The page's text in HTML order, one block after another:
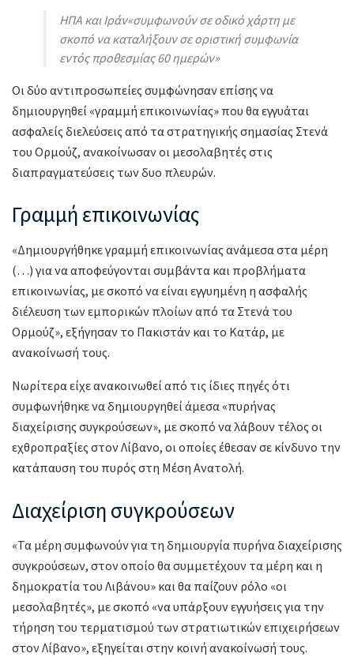
ΗΠΑ και Ιράν«συμφωνούν σε οδικό χάρτη με
σκοπό να καταλήξουν σε οριστική συμφωνία
εντός προθεσμίας 60 ημερών»
Οι δύο αντιπροσωπείες συμφώνησαν επίσης να
δημιουργηθεί «γραμμή επικοινωνίας» που θα εγγυάται
ασφαλείς διελεύσεις από τα στρατηγικής σημασίας Στενά
του Ορμούζ, ανακοίνωσαν οι μεσολαβητές στις
διαπραγματεύσεις των δυο πλευρών.
Γραμμή επικοινωνίας
«Δημιουργήθηκε γραμμή επικοινωνίας ανάμεσα στα μέρη
(…) για να αποφεύγονται συμβάντα και προβλήματα
επικοινωνίας, με σκοπό να είναι εγγυημένη η ασφαλής
διέλευση των εμπορικών πλοίων από τα Στενά του
Ορμούζ», εξήγησαν το Πακιστάν και το Κατάρ, με
ανακοίνωσή τους.
Νωρίτερα είχε ανακοινωθεί από τις ίδιες πηγές ότι
συμφωνήθηκε να δημιουργηθεί άμεσα «πυρήνας
διαχείρισης συγκρούσεων», με σκοπό να λάβουν τέλος οι
εχθροπραξίες στον Λίβανο, οι οποίες έθεσαν σε κίνδυνο την
κατάπαυση του πυρός στη Μέση Ανατολή.
Διαχείριση συγκρούσεων
«Τα μέρη συμφωνούν για τη δημιουργία πυρήνα διαχείρισης
συγκρούσεων, στον οποίο θα συμμετέχουν τα μέρη και η
δημοκρατία του Λιβάνου» και θα παίζουν ρόλο «οι
μεσολαβητές», με σκοπό «να υπάρξουν εγγυήσεις για την
τήρηση του τερματισμού των στρατιωτικών επιχειρήσεων
στον Λίβανο», εξηγείται στην κοινή ανακοίνωσή τους.